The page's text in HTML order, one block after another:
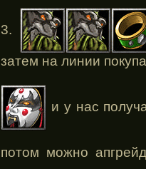
3.
затем на линии
и у нас
потом можно